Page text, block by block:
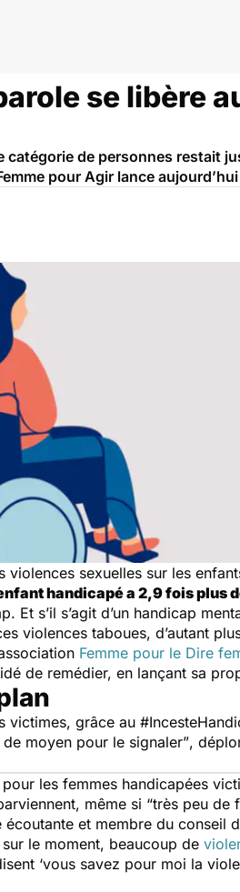
se libère
catégorie de personnes restait
pour Agir lance
violences sexuelles sur les
handicapé a 2,9 fois plus
Et s’il s’agit d’un handicap
violences taboues, d’autant
Femme pour le Dire
de remédier, en lançant sa
grâce au
moyen pour le signaler”,
les femmes handicapées
même si “très peu de
et membre du conseil
sur le moment, beaucoup de
‘vous savez pour moi la